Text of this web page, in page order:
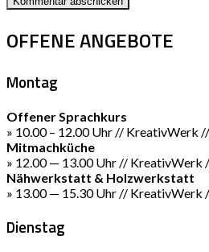
OFFENE ANGEBOTE
Montag
Offener Sprachkurs
» 10.00 – 12.00 Uhr // KreativWerk
Mitmachküche
» 12.00 — 13.00 Uhr // KreativWerk
Nähwerkstatt & Holzwerkstatt
» 13.00 — 15.30 Uhr // KreativWerk
Dienstag